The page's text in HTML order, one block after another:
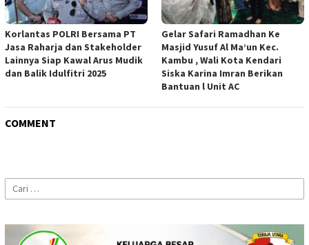
Korlantas POLRI Bersama PT
Jasa Raharja dan Stakeholder
Lainnya Siap Kawal Arus Mudik
dan Balik Idulfitri 2025
Gelar Safari Ramadhan Ke
Masjid Yusuf Al Ma’un Kec.
Kambu , Wali Kota Kendari
Siska Karina Imran Berikan
Bantuan l Unit AC
COMMENT
Cari
untuk: